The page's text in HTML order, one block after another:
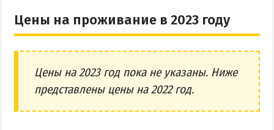
Цены на проживание в 2023 году
Цены на 2023 год пока не указаны. Ниже
представлены цены на 2022 год.